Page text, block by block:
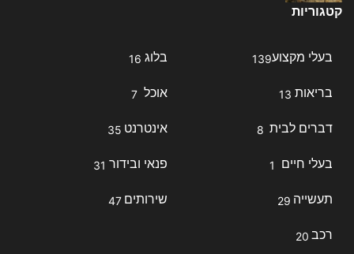
קטגוריות
בעלי מקצוע139 בלוג 16
בריאות 13 אוכל 7
דברים לבית 8 אינטרנט 35
בעלי חיים 1 פנאי ובידור 31
תעשייה 29 שירותים 47
רכב 20